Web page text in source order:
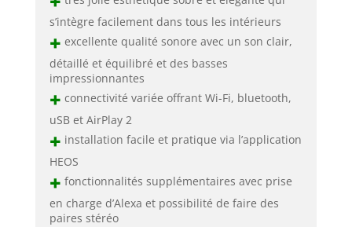
s’intègre facilement dans tous les intérieurs
+ excellente qualité sonore avec un son clair,
détaillé et équilibré et des basses
impressionnantes
+ connectivité variée offrant Wi-Fi, bluetooth,
uSB et AirPlay 2
+ installation facile et pratique via l’application
HEOS
+ fonctionnalités supplémentaires avec prise
en charge d’Alexa et possibilité de faire des
paires stéréo